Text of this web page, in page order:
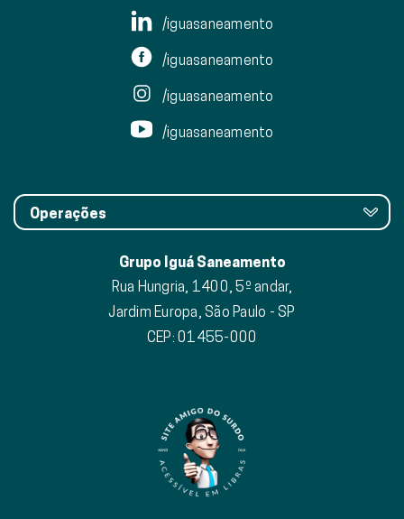
/iguasaneamento
/iguasaneamento
/iguasaneamento
/iguasaneamento
Operações
Grupo Iguá Saneamento
Rua Hungria, 1400, 5º andar,
Jardim Europa, São Paulo - SP
CEP: 01455-000